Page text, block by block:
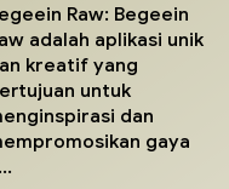
Raw: Begeein
adalah aplikasi unik
kreatif yang
untuk
dan
gaya